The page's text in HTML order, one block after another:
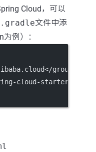
Cloud，可以
文件中添
例）：
groupId
cloud-starter-